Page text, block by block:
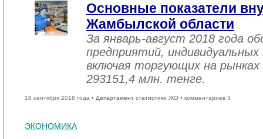
Основные показатели
Жамбылской области
За январь-август 2018 года
предприятий,
включая торгующих на рынках
293151,4 млн. тенге.
18 сентября 2018 года • Департамент статистики ЖО • комментариев 3
ЭКОНОМИКА